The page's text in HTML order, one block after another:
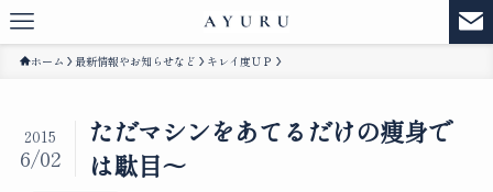
ホーム 最新情報やお知らせなど キレイ度ＵＰ
ただマシンをあてるだけの痩身で
は駄目～
2015
6/02